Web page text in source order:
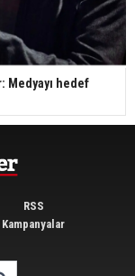
Medyayı hedef
RSS
Kampanyalar